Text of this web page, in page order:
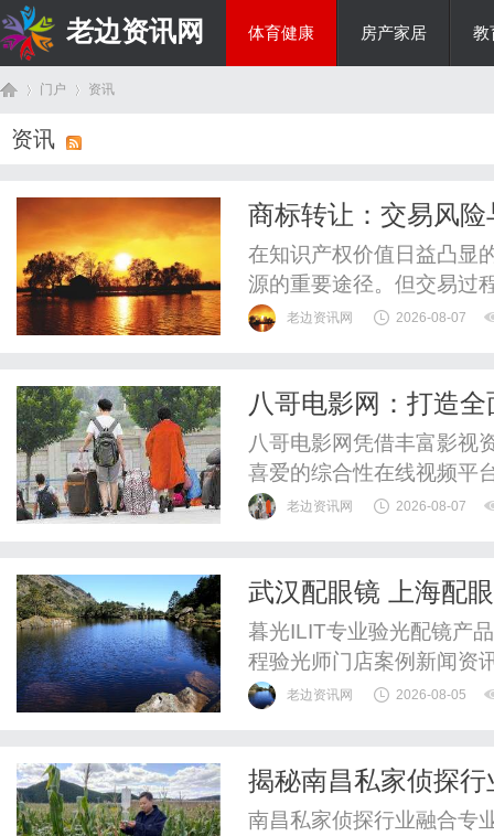
老边资讯网 体育健康 房产家居 教
门户 资讯
资讯
商标转让：交易风
在知识产权价值日益凸显
源的重要途径。但交易过
业陷入"低价签约、高价
型商标转让费用由官方规
老边资讯网 2026-08-07
八哥电影网：打造
八哥电影网凭借丰富影视
喜爱的综合性在线视频平
老边资讯网 2026-08-07
武汉配眼镜 上海配
暮光ILIT专业验光配镜产
程验光师门店案例新闻资
惠，兼顾高专业度与高性
老边资讯网 2026-08-05
揭秘南昌私家侦探
南昌私家侦探行业融合专